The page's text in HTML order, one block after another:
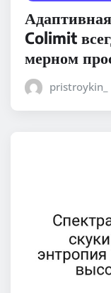
Colimit
мерном
pristroykin_